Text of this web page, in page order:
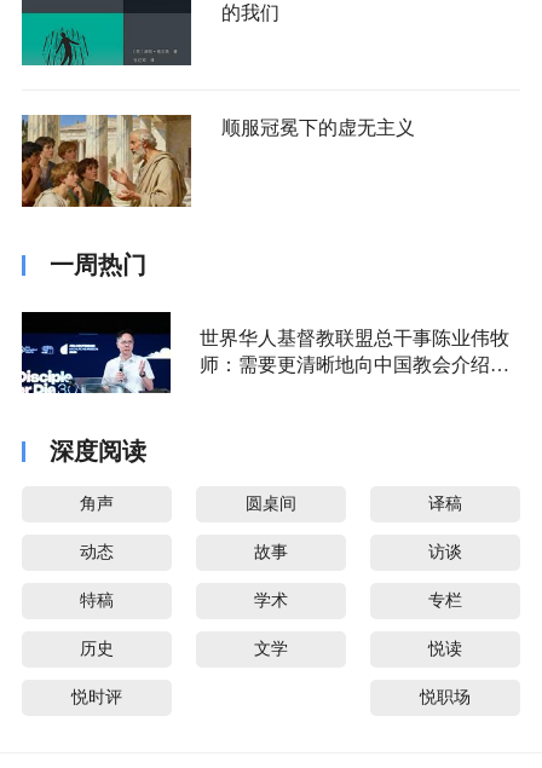
的我们
顺服冠冕下的虚无主义
一周热门
世界华人基督教联盟总干事陈业伟牧
师：需要更清晰地向中国教会介绍福
深度阅读
角声 圆桌间 译稿
动态 故事 访谈
特稿 学术 专栏
历史 文学 悦读
悦时评 悦职场